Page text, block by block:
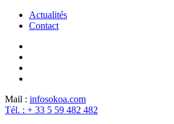
Actualités
Contact
Mail : infosokoa.com
Tél. : + 33 5 59 482 482